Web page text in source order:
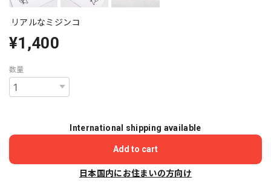
リアルなミジンコ
¥1,400
数量
International shipping available
Add to cart
日本国内にお住まいの方向け